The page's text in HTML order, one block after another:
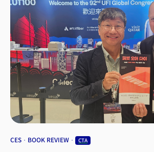
5년 전만 해도 장난감 수준의 로봇을 내놓던 중국 기
휴머노이드와 산업용 AI로 CES에서 주목을 받고 있다. 최형욱 대표는 “불
1~2년 전까지만 해도 ‘혁신이 없다’고 평가받던 중국
혁신의 동력을 축적해왔다”며 “CES 2026에서 포착
가볍게 볼 수 없다”고 강조했다. 겉으로 드러난 휴머
생태계 속 빙산의 일각이라는 것이다.최 대표는 중국
설명했다. “중국은 좋은 걸 보면 곧장 베낍니다. 하지
싸게 만들고, 기능을 더하고, 품질을 빠르게 끌어올립
80~90% 완성도를 위해 시간을 쏟는 동안, 중국과
제품을 시장에 먼저 내놓고 즉각 개선한다”며 '퍼페
beta)' 전략을 강조했다. “우리가 완성도를 고민하는
한 바퀴 돌아버린다”는 것이다. 최형욱 대표는 “중국
CES BOOK REVIEW CTA